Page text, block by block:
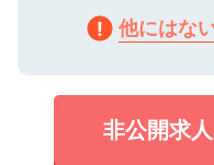
他にはな
非公開求